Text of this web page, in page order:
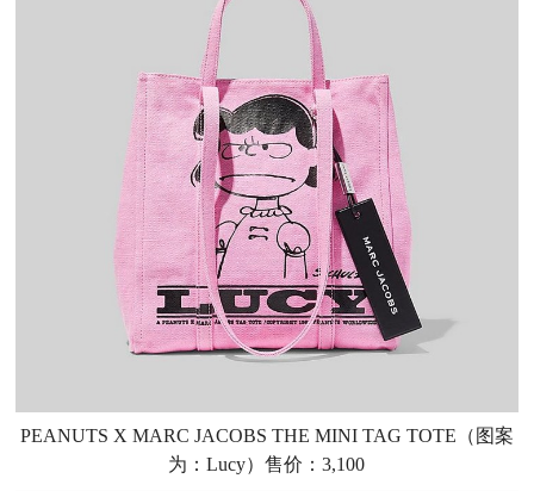
PEANUTS X MARC JACOBS THE MINI TAG TOTE（图案
为：Lucy）售价：3,100